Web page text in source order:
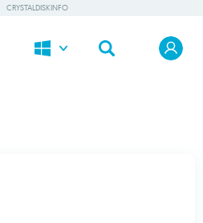
CRYSTALDISKINFO